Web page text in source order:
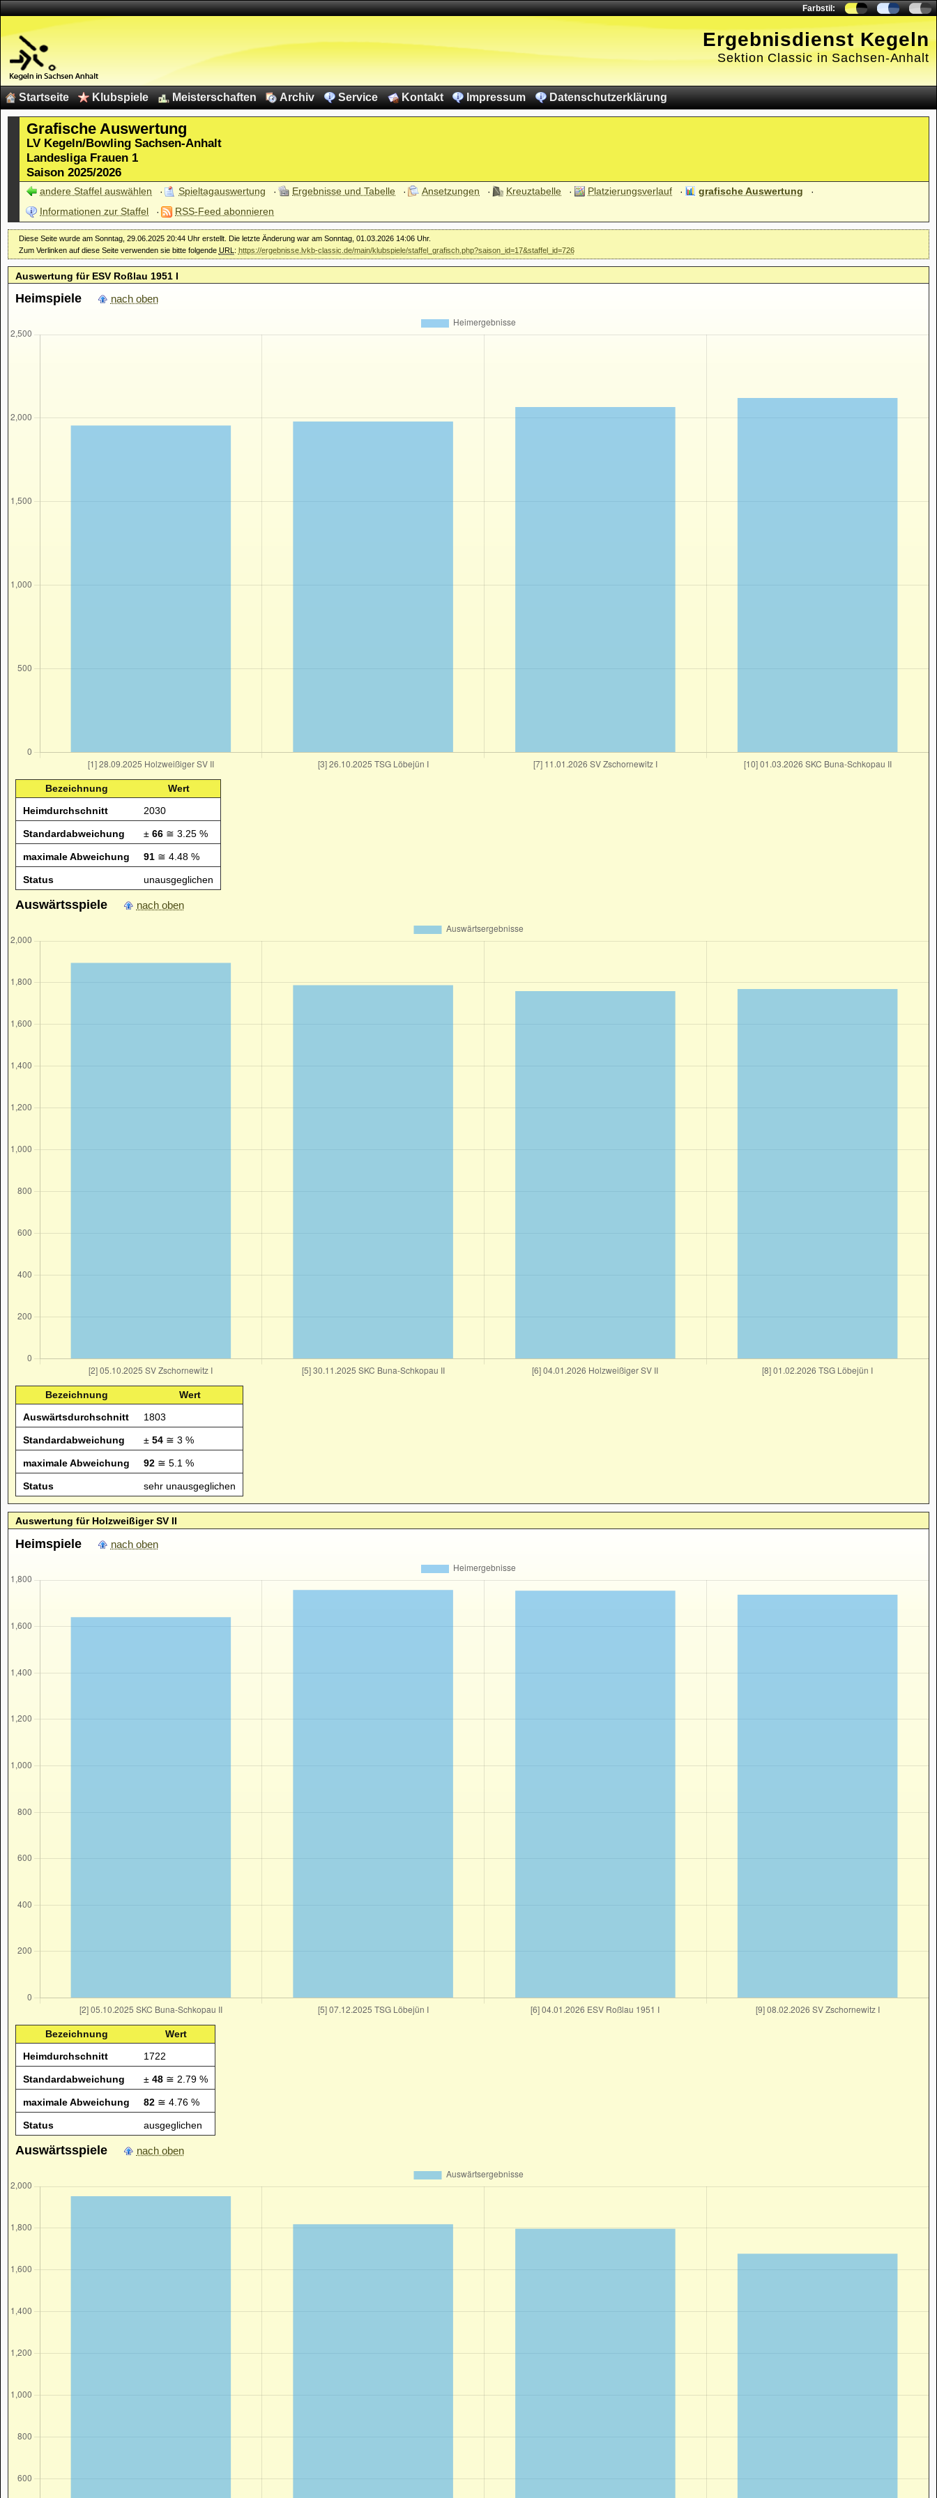
Farbstil:
Ergebnisdienst Kegeln
Sektion Classic in Sachsen-Anhalt
Startseite Klubspiele Meisterschaften Archiv Service Kontakt Impressum Datenschutzerklärung
Grafische Auswertung
LV Kegeln/Bowling Sachsen-Anhalt
Landesliga Frauen 1
Saison 2025/2026
andere Staffel auswählen Spieltagauswertung Ergebnisse und Tabelle Ansetzungen Kreuztabelle Platzierungsverlauf
grafische Auswertung
Informationen zur Staffel
RSS-Feed abonnieren
Diese Seite wurde am Sonntag, 29.06.2025 20:44 Uhr erstellt. Die letzte Änderung war am Sonntag, 01.03.2026 14:06 Uhr.
Zum Verlinken auf diese Seite verwenden sie bitte folgende URL : https://ergebnisse.lvkb-classic.de/main/klubspiele/staffel_grafisch.php?saison_id=17&staffel_id=726
Auswertung für ESV Roßlau 1951 I
Heimspiele nach oben
Bezeichnung
Wert
Heimdurchschnitt
2030
Standardabweichung ± 66 ≅ 3.25 %
maximale Abweichung 91 ≅ 4.48 %
Status unausgeglichen
Auswärtsspiele nach oben
Bezeichnung
Wert
Auswärtsdurchschnitt
1803
Standardabweichung ± 54 ≅ 3 %
maximale Abweichung 92 ≅ 5.1 %
Status sehr unausgeglichen
Auswertung für Holzweißiger SV II
Heimspiele nach oben
Bezeichnung
Wert
Heimdurchschnitt
1722
Standardabweichung ± 48 ≅ 2.79 %
maximale Abweichung 82 ≅ 4.76 %
Status ausgeglichen
Auswärtsspiele nach oben